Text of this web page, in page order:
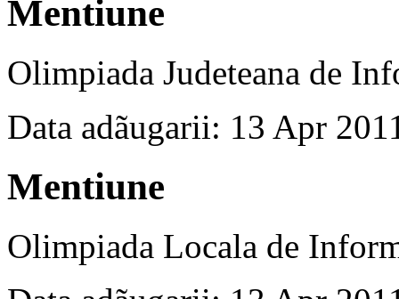
Mentiune
Olimpiada Judeteana de
Data adãugarii: 13 Apr
Mentiune
Olimpiada Locala de